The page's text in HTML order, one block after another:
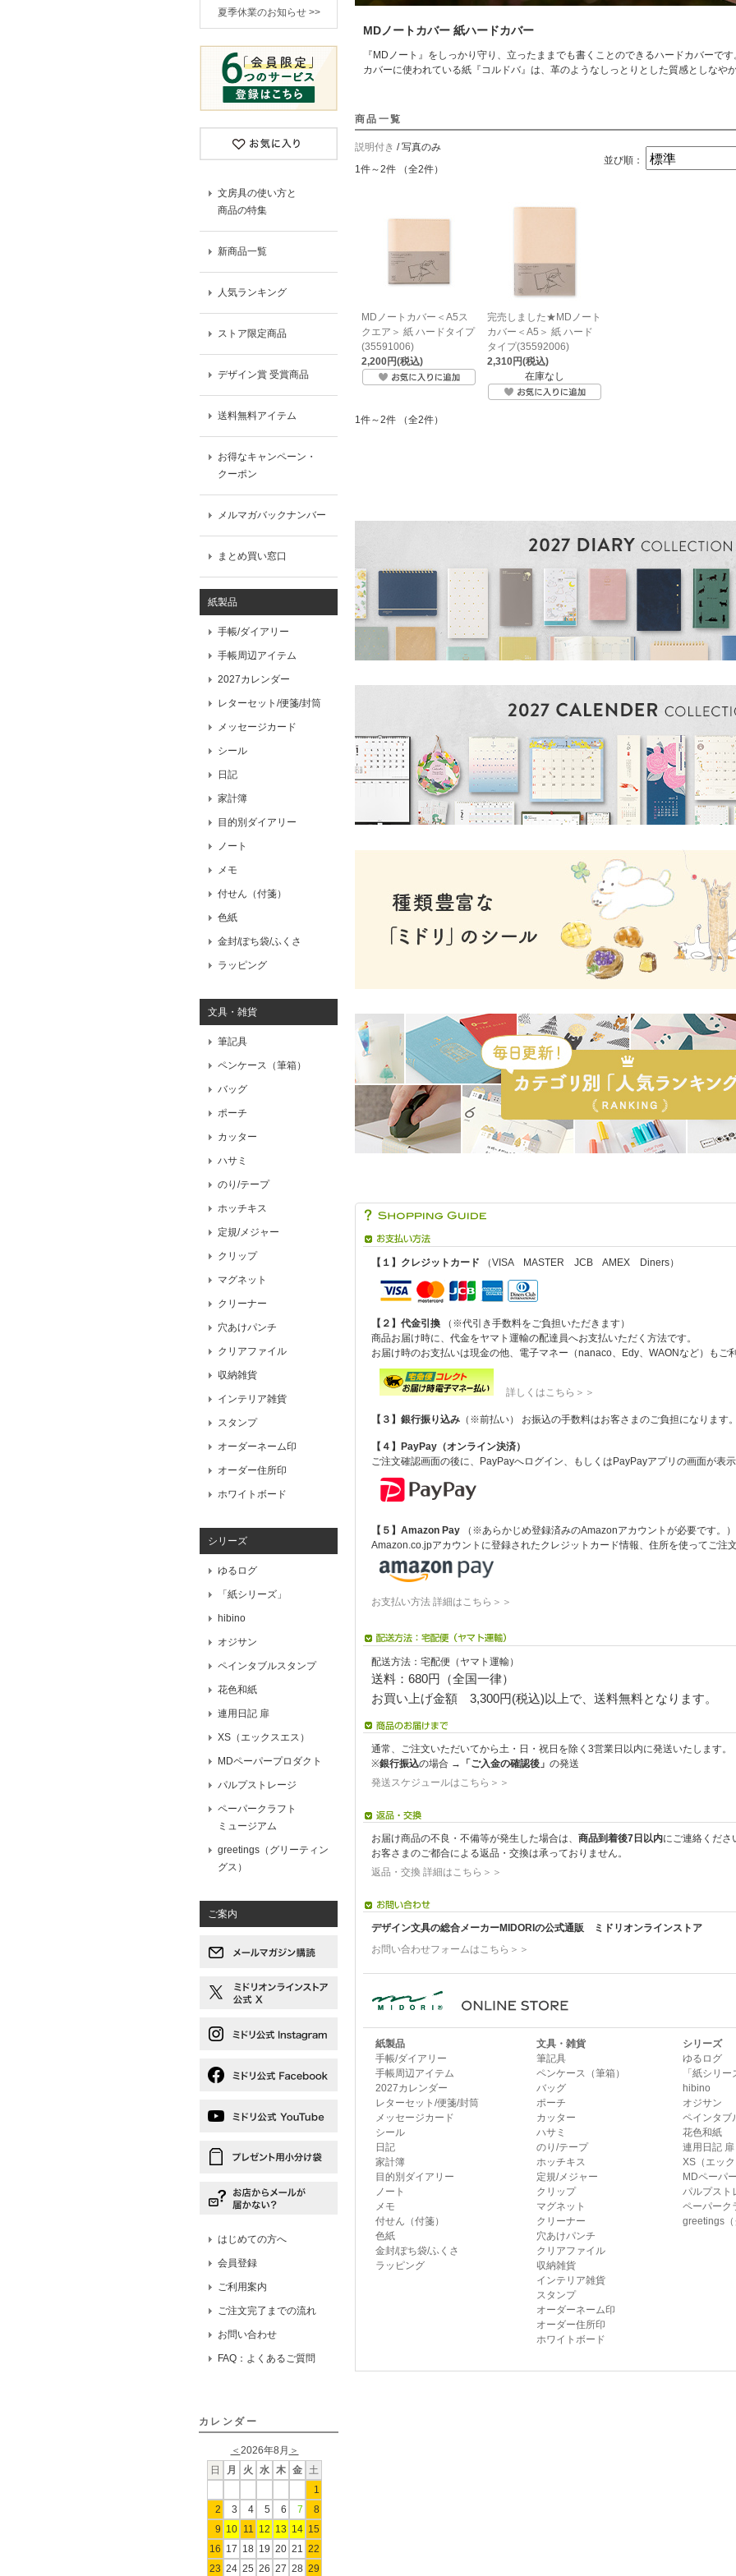
夏季休業のお知らせ >>
文房具の使い方と
商品の特集
新商品一覧
人気ランキング
ストア限定商品
デザイン賞 受賞商品
送料無料アイテム
お得なキャンペーン・
クーポン
メルマガバックナンバー
まとめ買い窓口
紙製品
手帳/ダイアリー
手帳周辺アイテム
2027カレンダー
レターセット/便箋/封筒
メッセージカード
シール
日記
家計簿
目的別ダイアリー
ノート
メモ
付せん（付箋）
色紙
金封/ぽち袋/ふくさ
ラッピング
文具・雑貨
筆記具
ペンケース（筆箱）
バッグ
ポーチ
カッター
ハサミ
のり/テープ
ホッチキス
定規/メジャー
クリップ
マグネット
クリーナー
穴あけパンチ
クリアファイル
収納雑貨
インテリア雑貨
スタンプ
オーダーネーム印
オーダー住所印
ホワイトボード
シリーズ
ゆるログ
「紙シリーズ」
hibino
オジサン
ペインタブルスタンプ
花色和紙
連用日記 扉
XS（エックスエス）
MDペーパープロダクト
パルプストレージ
ペーパークラフト
ミュージアム
greetings（グリーティン
グス）
ご案内
はじめての方へ
会員登録
ご利用案内
ご注文完了までの流れ
お問い合わせ
FAQ：よくあるご質問
カレンダー
＜ 2026年8月 ＞
日
月 火 水 木 金
土
1
2
3 4 5 6 7
8
9 10 11 12 13 14 15
16 17 18 19 20 21
22
23 24 25 26 27 28 29
MDノートカバー 紙ハードカバー
『MDノート』をしっかり守り、立ったままでも書くことのできるハードカバーです
カバーに使われている紙『コルドバ』は、革のようなしっとりとした質感としなや
商品一覧
並び順：
説明付き / 写真のみ
1件～2件 （全2件）
MDノートカバー＜A5ス
クエア＞ 紙 ハードタイプ
(35591006)
2,200円(税込)
完売しました★MDノート
カバー＜A5＞ 紙 ハード
タイプ(35592006)
2,310円(税込)
在庫なし
1件～2件 （全2件）
【１】クレジットカード （VISA MASTER JCB AMEX Diners）
【２】代金引換 （※代引き手数料をご負担いただきます）
商品お届け時に、代金をヤマト運輸の配達員へお支払いただく方法です。
お届け時のお支払いは現金の他、電子マネー（nanaco、Edy、WAONなど）もご
詳しくはこちら＞＞
【３】銀行振り込み （※前払い） お振込の手数料はお客さまのご負担になります。
【４】PayPay（オンライン決済）
ご注文確認画面の後に、PayPayへログイン、もしくはPayPayアプリの画面が表
【５】Amazon Pay （※あらかじめ登録済みのAmazonアカウントが必要です。）
Amazon.co.jpアカウントに登録されたクレジットカード情報、住所を使ってご注
お支払い方法 詳細はこちら＞＞
配送方法：宅配便（ヤマト運輸）
送料：680円（全国一律）
お買い上げ金額 3,300円(税込)以上で、送料無料となります。
通常、ご注文いただいてから土・日・祝日を除く3営業日以内に発送いたします。
※銀行振込の場合 → 「ご入金の確認後」 の発送
発送スケジュールはこちら＞＞
お届け商品の不良・不備等が発生した場合は、 商品到着後7日以内にご連絡くださ
お客さまのご都合による返品・交換は承っておりません。
返品・交換 詳細はこちら＞＞
デザイン文具の総合メーカーMIDORIの公式通販 ミドリオンラインストア
お問い合わせフォームはこちら＞＞
紙製品
手帳/ダイアリー
手帳周辺アイテム
2027カレンダー
レターセット/便箋/封筒
メッセージカード
シール
日記
家計簿
目的別ダイアリー
ノート
メモ
付せん（付箋）
色紙
金封/ぽち袋/ふくさ
ラッピング
文具・雑貨
筆記具
ペンケース（筆箱）
バッグ
ポーチ
カッター
ハサミ
のり/テープ
ホッチキス
定規/メジャー
クリップ
マグネット
クリーナー
穴あけパンチ
クリアファイル
収納雑貨
インテリア雑貨
スタンプ
オーダーネーム印
オーダー住所印
ホワイトボード
シリーズ
ゆるログ
「紙シリー
hibino
オジサン
ペインタブ
花色和紙
連用日記 扉
XS（エック
MDペーパ
パルプスト
ペーパーク
greetings（